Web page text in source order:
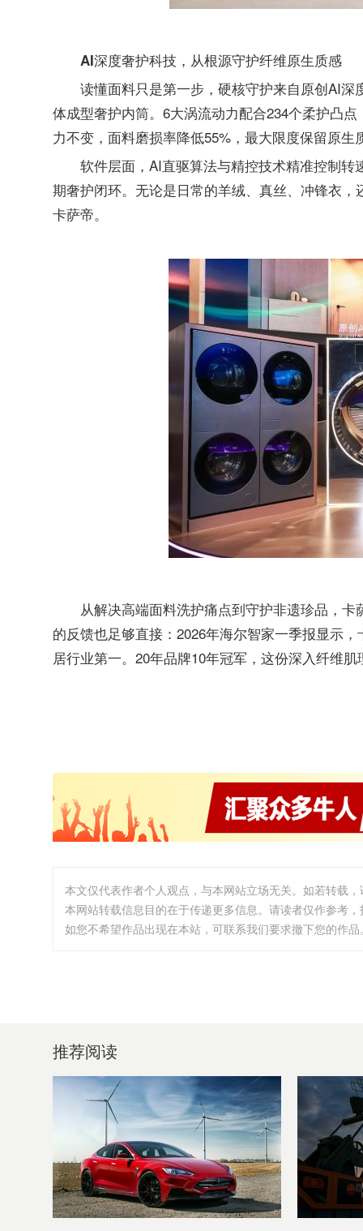
AI深度奢护科技，从根源守护纤维原生质感
读懂面料只是第一步，硬核守护来自原创AI
体成型奢护内筒。6大涡流动力配合234个柔护凸
力不变，面料磨损率降低55%，最大限度保留原生
软件层面，AI直驱算法与精控技术精准控制转
期奢护闭环。无论是日常的羊绒、真丝、冲锋衣
卡萨帝。
从解决高端面料洗护痛点到守护非遗珍品，
的反馈也足够直接：2026年海尔智家一季报显示
居行业第一。20年品牌10年冠军，这份深入纤维
本文仅代表作者个人观点，与本网站立场无关。如若转载
本网站转载信息目的在于传递更多信息。请读者仅作参考
如您不希望作品出现在本站，可联系我们要求撤下您的作
推荐阅读